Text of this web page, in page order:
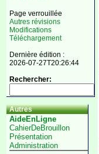
Page verrouillée
Autres révisions
Modifications
Téléchargement
Dernière édition :
2026-07-27T20:26:44
Rechercher:
Autres
AideEnLigne
CahierDeBrouillon
Présentation
Administration